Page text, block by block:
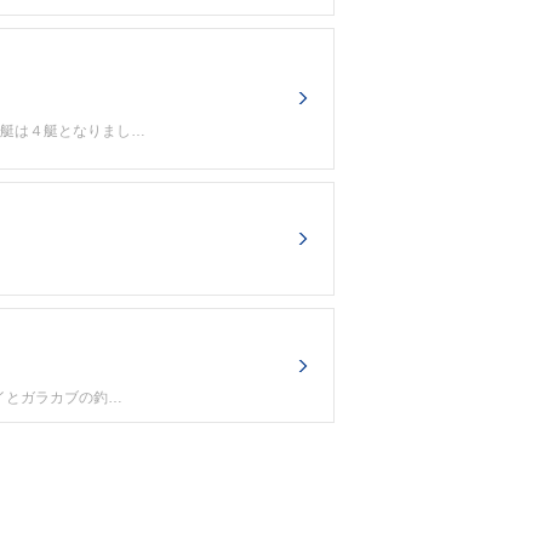
は４艇となりまし…
とガラカブの釣…